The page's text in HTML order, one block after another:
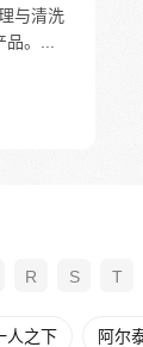
与清洗
。...
R S T
人之下 阿尔